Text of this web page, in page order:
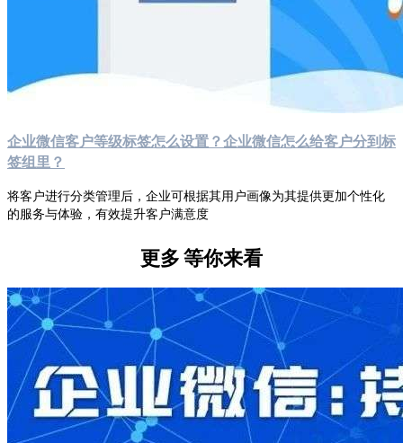
企业微信客户等级标签怎么设置？企业微信怎么给客户分到标
签组里？
将客户进行分类管理后，企业可根据其用户画像为其提供更加个性化
的服务与体验，有效提升客户满意度
更多等你来看